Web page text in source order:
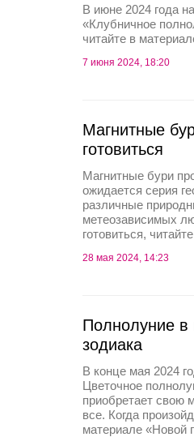
В июне 2024 года
«Клубничное
читайте в
7 июня 2024, 18:20
Магнитные
готовиться
Магнитные бури
ожидается серия
различные
метеозависимых
готовиться,
28 мая 2024, 14:23
Полнолуние в
зодиака
В конце мая 2024
Цветочное
приобретает свою
все. Когда
материале «Новой